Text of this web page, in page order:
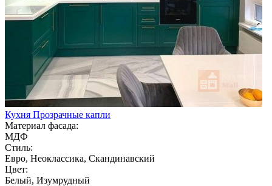
Кухня Прозрачные капли
Материал фасада:
МДФ
Стиль:
Евро, Неоклассика, Скандинавский
Цвет:
Белый, Изумрудный